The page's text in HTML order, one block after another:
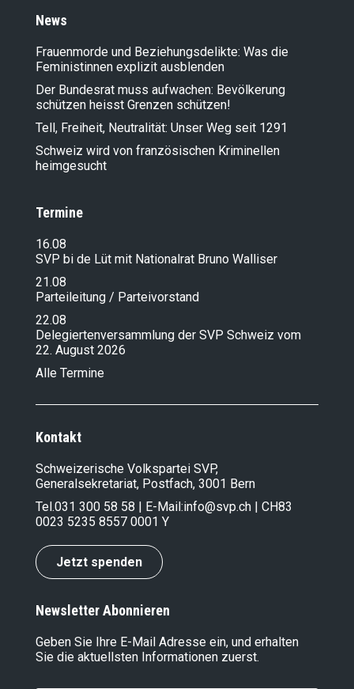
News
Frauenmorde und Beziehungsdelikte: Was die
Feministinnen explizit ausblenden
Der Bundesrat muss aufwachen: Bevölkerung
schützen heisst Grenzen schützen!
Tell, Freiheit, Neutralität: Unser Weg seit 1291
Schweiz wird von französischen Kriminellen
heimgesucht
Termine
16.08
SVP bi de Lüt mit Nationalrat Bruno Walliser
21.08
Parteileitung / Parteivorstand
22.08
Delegiertenversammlung der SVP Schweiz vom
22. August 2026
Alle Termine
Kontakt
Schweizerische Volkspartei SVP,
Generalsekretariat, Postfach, 3001 Bern
Tel.031 300 58 58 | E-Mail:info@svp.ch | CH83
0023 5235 8557 0001 Y
Jetzt spenden
Newsletter Abonnieren
Geben Sie Ihre E-Mail Adresse ein, und erhalten
Sie die aktuellsten Informationen zuerst.